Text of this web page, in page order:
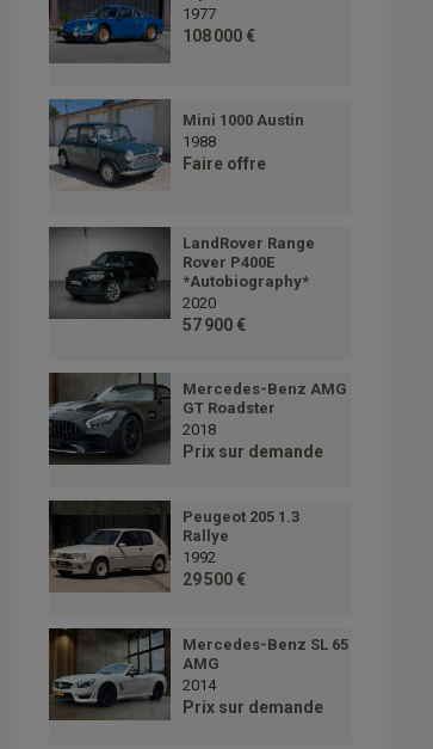
1977
108 000 €
Mini 1000 Austin
1988
Faire offre
LandRover Range
Rover P400E
*Autobiography*
2020
57 900 €
Mercedes-Benz AMG
GT Roadster
2018
Prix sur demande
Peugeot 205 1.3
Rallye
1992
29 500 €
Mercedes-Benz SL 65
AMG
2014
Prix sur demande